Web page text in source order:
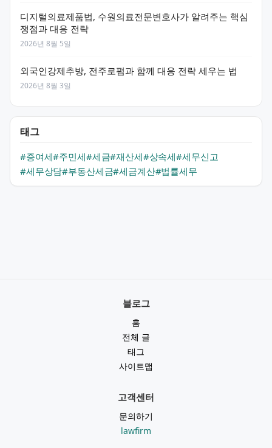
디지털의료제품법, 수원의료전문변호사가 알려주는 핵심
쟁점과 대응 전략
2026년 8월 5일
외국인강제추방, 전주로펌과 함께 대응 전략 세우는 법
2026년 8월 3일
태그
#증여세#주민세#세금#재산세#상속세#세무신고
#세무상담#부동산세금#세금계산#법률세무
블로그
홈
전체 글
태그
사이트맵
고객센터
문의하기
lawfirm